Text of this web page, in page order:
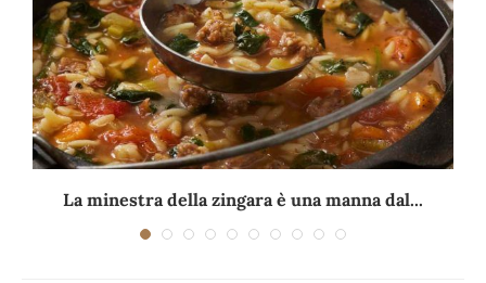
La minestra della zingara è una manna dal...